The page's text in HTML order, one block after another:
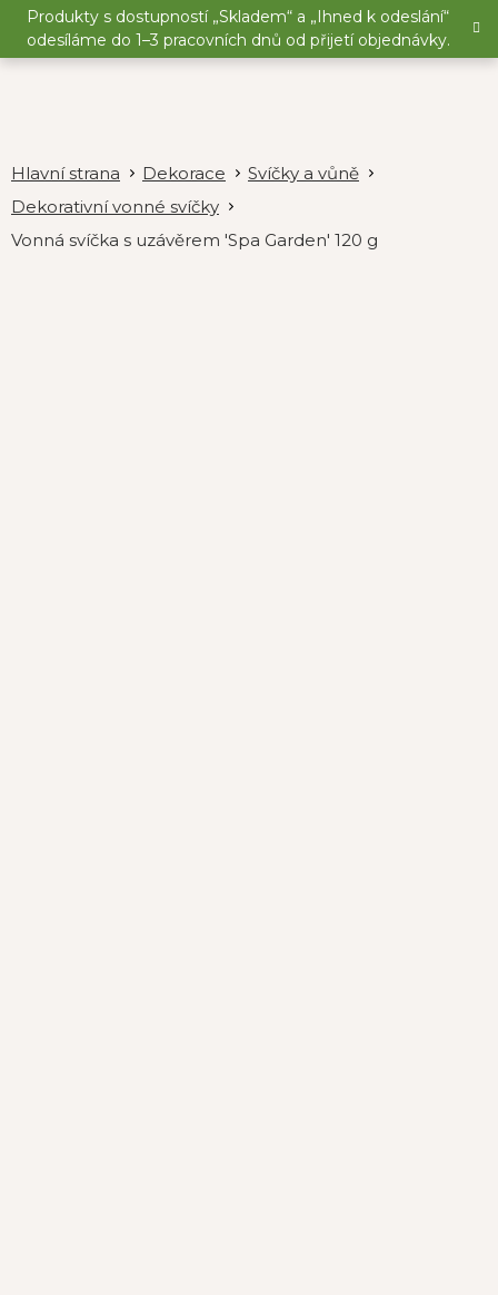
Přejít
obsah
Produkty s dostupností „Skladem“ a „Ihned k odeslání“
odesíláme do 1–3 pracovních dnů od přijetí objednávky.
Dekorace
Svíčky a vůně
Dekorativní vonné svíčky
Vonná svíčka s uzávěrem 'Spa Garden' 120 g